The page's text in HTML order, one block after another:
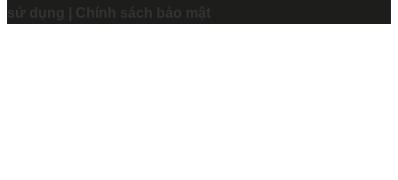
sử dụng | Chính sách bảo mật